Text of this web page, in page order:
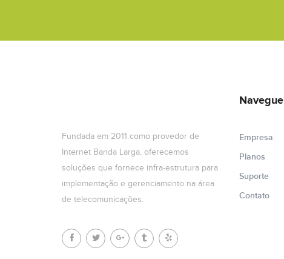
Fundada em 2011 como provedor de
Internet Banda Larga, oferecemos
soluções que fornece infra-estrutura para
implementação e gerenciamento na área
de telecomunicações.
Navegue
Empresa
Planos
Suporte
Contato